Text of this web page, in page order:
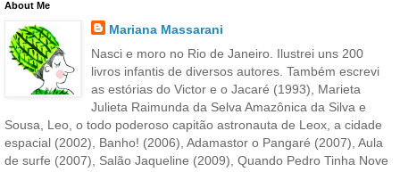
About Me
Mariana Massarani
Nasci e moro no Rio de Janeiro. Ilustrei uns 200
livros infantis de diversos autores. Também escrevi
as estórias do Victor e o Jacaré (1993), Marieta
Julieta Raimunda da Selva Amazônica da Silva e
Sousa, Leo, o todo poderoso capitão astronauta de Leox, a cidade
espacial (2002), Banho! (2006), Adamastor o Pangaré (2007), Aula
de surfe (2007), Salão Jaqueline (2009), Quando Pedro Tinha Nove